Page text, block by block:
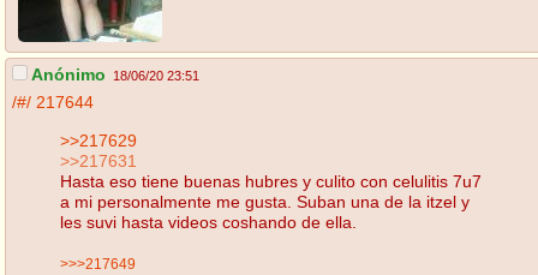
Anónimo 18/06/20 23:51
/#/ 217644
>>217629
>>217631
Hasta eso tiene buenas hubres y culito con celulitis 7u7
a mi personalmente me gusta. Suban una de la itzel y
les suvi hasta videos coshando de ella.
>>>217649